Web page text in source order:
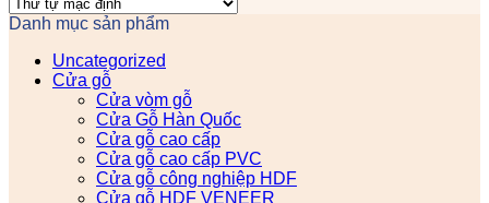
Danh mục sản phẩm
Uncategorized
Cửa gỗ
Cửa vòm gỗ
Cửa Gỗ Hàn Quốc
Cửa gỗ cao cấp
Cửa gỗ cao cấp PVC
Cửa gỗ công nghiệp HDF
Cửa gỗ HDF VENEER